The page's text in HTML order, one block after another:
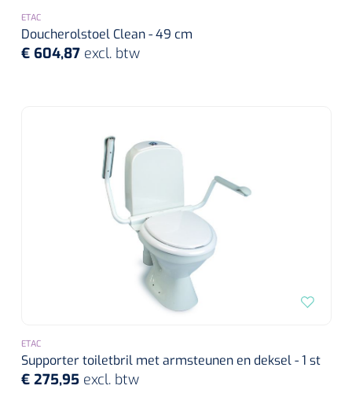
ETAC
Doucherolstoel Clean - 49 cm
€ 604,87 excl. btw
ETAC
Supporter toiletbril met armsteunen en deksel - 1 st
€ 275,95 excl. btw